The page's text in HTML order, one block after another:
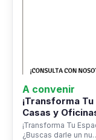
A convenir
¡Transforma
Casas y
¡Transforma Tu
¿Buscas darle un